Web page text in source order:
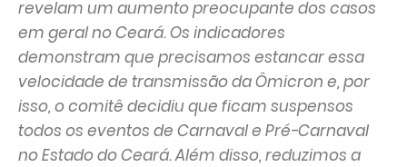
revelam um aumento preocupante dos casos
em geral no Ceará. Os indicadores
demonstram que precisamos estancar essa
velocidade de transmissão da Ômicron e, por
isso, o comitê decidiu que ficam suspensos
todos os eventos de Carnaval e Pré-Carnaval
no Estado do Ceará. Além disso, reduzimos a